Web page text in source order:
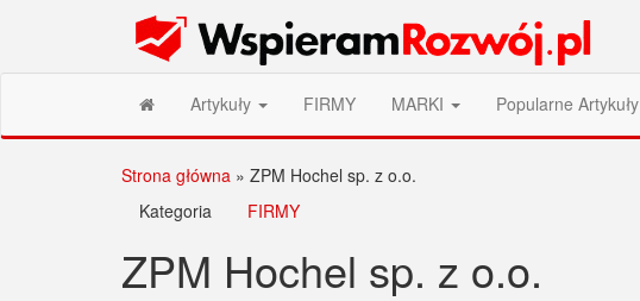
Wspieram Rozwój PL
Artykuły FIRMY MARKI Popularne Artykuły
Strona główna » ZPM Hochel sp. z o.o.
Kategoria
FIRMY
ZPM Hochel sp. z o.o.